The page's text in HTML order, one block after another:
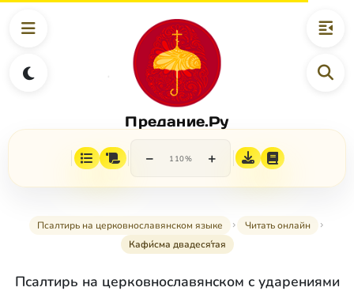
Предание.Ру
− 110% +
Псалтирь на церковнославянском языке
Читать онлайн
Кафи́сма двадеся́тая
Псалтирь на церковнославянском с ударениями